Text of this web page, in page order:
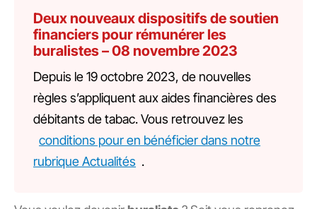
Deux nouveaux dispositifs de soutien
financiers pour rémunérer les
buralistes – 08 novembre 2023
Depuis le 19 octobre 2023, de nouvelles
règles s’appliquent aux aides financières des
débitants de tabac. Vous retrouvez les
conditions pour en bénéficier dans notre
rubrique Actualités .